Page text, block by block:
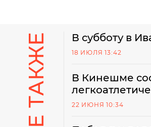
В субботу в
18 ИЮЛЯ 13:42
В Кинешме
22 ИЮНЯ 10:34